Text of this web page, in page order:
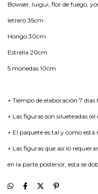
Bowser, luigui, flor de fuego,
letrero 35cm
Hongo 30cm
Estrella 20cm
5 monedas 10cm
+ Tiempo de elaboración 7 días
+ Las figuras son silueteadas
+ El paquete es tal y como está
+ Las figuras que así lo
en la parte posterior, esta se